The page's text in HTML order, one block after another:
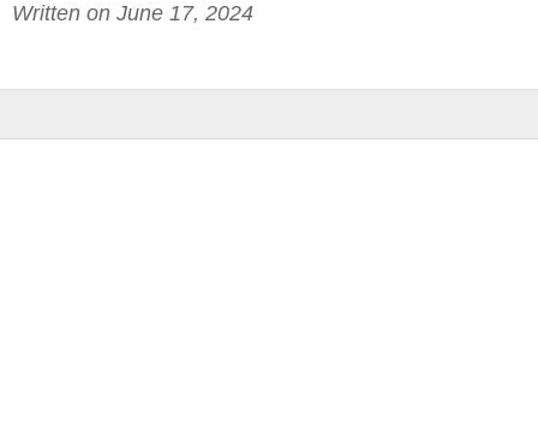
Written on June 17, 2024